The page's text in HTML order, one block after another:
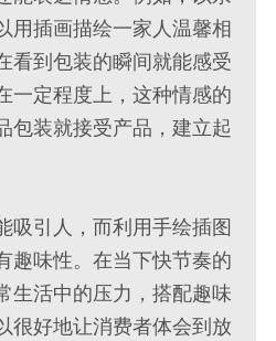
用插画描绘一家人温馨相
看到包装的瞬间就能感受
一定程度上，这种情感的
包装就接受产品，建立起
吸引人，而利用手绘插图
趣味性。在当下快节奏的
生活中的压力，搭配趣味
很好地让消费者体会到放